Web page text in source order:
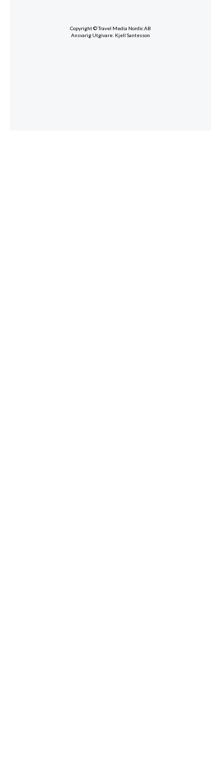
Copyright © Travel Media Nordic AB
Ansvarig Utgivare: Kjell Santesson